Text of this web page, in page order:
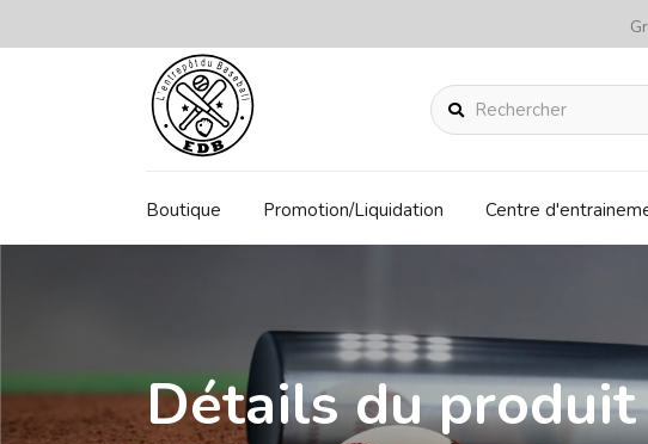
Rechercher
Boutique Promotion/Liquidation Centre
Détails du produit